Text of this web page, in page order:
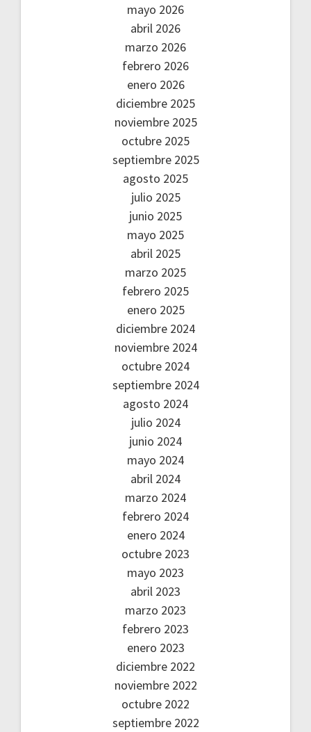
mayo 2026
abril 2026
marzo 2026
febrero 2026
enero 2026
diciembre 2025
noviembre 2025
octubre 2025
septiembre 2025
agosto 2025
julio 2025
junio 2025
mayo 2025
abril 2025
marzo 2025
febrero 2025
enero 2025
diciembre 2024
noviembre 2024
octubre 2024
septiembre 2024
agosto 2024
julio 2024
junio 2024
mayo 2024
abril 2024
marzo 2024
febrero 2024
enero 2024
octubre 2023
mayo 2023
abril 2023
marzo 2023
febrero 2023
enero 2023
diciembre 2022
noviembre 2022
octubre 2022
septiembre 2022